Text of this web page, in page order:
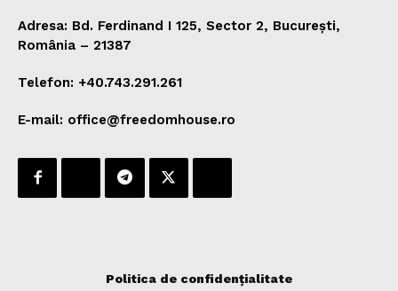
Adresa: Bd. Ferdinand I 125, Sector 2, București,
România – 21387
Telefon: +40.743.291.261
E-mail: office@freedomhouse.ro
Politica de confidențialitate